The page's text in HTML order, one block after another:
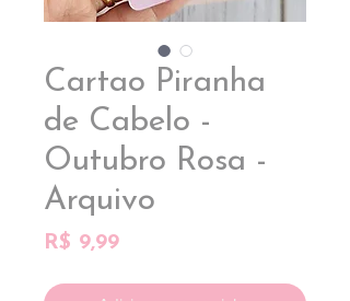
Cartao Piranha
de Cabelo -
Outubro Rosa -
Arquivo
R$ 9,99Preço